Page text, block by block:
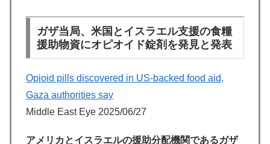
ガザ当局、米国とイスラエル支援の食糧
援助物資にオピオイド錠剤を発見と発表
Opioid pills discovered in US-backed food aid,
Gaza authorities say
Middle East Eye 2025/06/27
アメリカとイスラエルの援助分配機関であるガザ